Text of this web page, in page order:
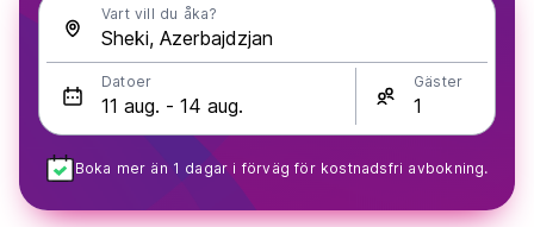
Vart vill du åka?
Datoer Gäster
Boka mer än 1 dagar i förväg för kostnadsfri avbokning.